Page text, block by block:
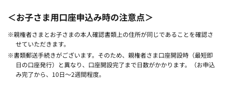
＜お子さま用口座申込み時の注意点＞
※親権者さまとお子さまの本人確認書類上の住所が同じであることを確認さ
せていただきます。
※書類郵送手続きがございます。そのため、親権者さま口座開設時（最短即
日の口座発行）と異なり、口座開設完了まで日数がかかります。（お申込
み完了から、10日～2週間程度。